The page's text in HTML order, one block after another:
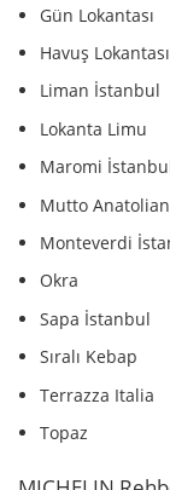
Gün Lokantası
Havuş Lokantası
Liman İstanbul
Lokanta Limu
Maromi
Mutto
Monteverdi
Okra
Sapa İstanbul
Sıralı Kebap
Terrazza Italia
Topaz